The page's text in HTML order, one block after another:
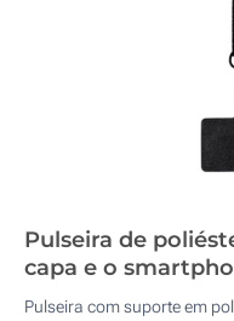
Pulseira de
capa e o
Pulseira com suporte em